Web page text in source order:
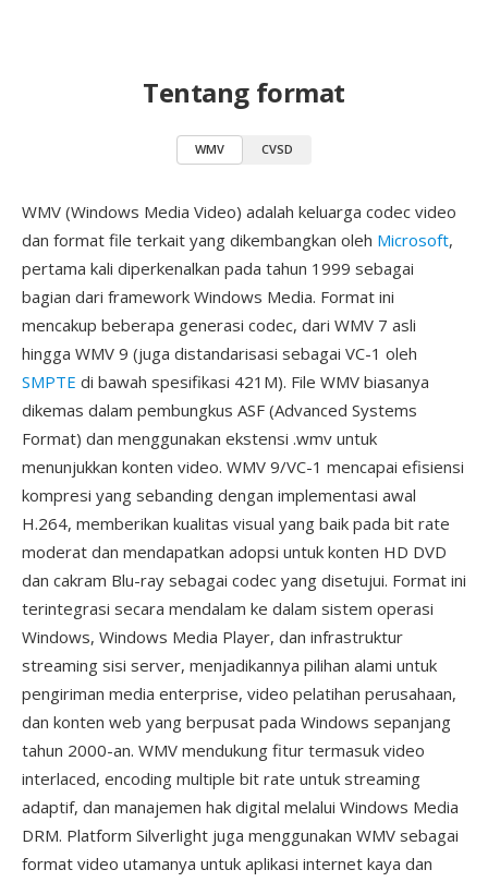
Tentang format
WMV CVSD
WMV (Windows Media Video) adalah keluarga codec video
dan format file terkait yang dikembangkan oleh Microsoft,
pertama kali diperkenalkan pada tahun 1999 sebagai
bagian dari framework Windows Media. Format ini
mencakup beberapa generasi codec, dari WMV 7 asli
hingga WMV 9 (juga distandarisasi sebagai VC-1 oleh
SMPTE di bawah spesifikasi 421M). File WMV biasanya
dikemas dalam pembungkus ASF (Advanced Systems
Format) dan menggunakan ekstensi .wmv untuk
menunjukkan konten video. WMV 9/VC-1 mencapai efisiensi
kompresi yang sebanding dengan implementasi awal
H.264, memberikan kualitas visual yang baik pada bit rate
moderat dan mendapatkan adopsi untuk konten HD DVD
dan cakram Blu-ray sebagai codec yang disetujui. Format ini
terintegrasi secara mendalam ke dalam sistem operasi
Windows, Windows Media Player, dan infrastruktur
streaming sisi server, menjadikannya pilihan alami untuk
pengiriman media enterprise, video pelatihan perusahaan,
dan konten web yang berpusat pada Windows sepanjang
tahun 2000-an. WMV mendukung fitur termasuk video
interlaced, encoding multiple bit rate untuk streaming
adaptif, dan manajemen hak digital melalui Windows Media
DRM. Platform Silverlight juga menggunakan WMV sebagai
format video utamanya untuk aplikasi internet kaya dan